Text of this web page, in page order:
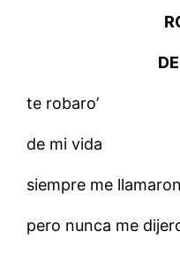
te robaro’
de mi vida
siempre me
pero nunca me